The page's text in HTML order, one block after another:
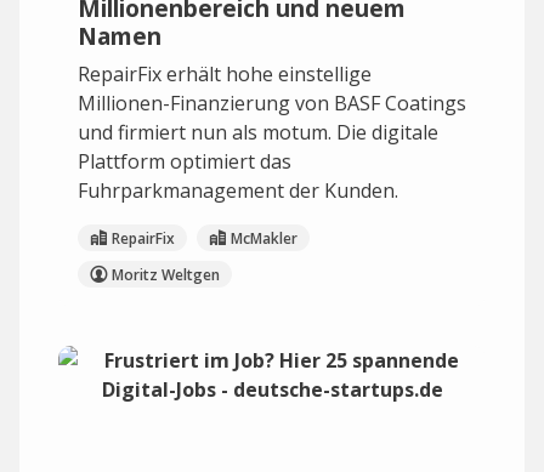
Millionenbereich und neuem
Namen
RepairFix erhält hohe einstellige
Millionen-Finanzierung von BASF Coatings
und firmiert nun als motum. Die digitale
Plattform optimiert das
Fuhrparkmanagement der Kunden.
RepairFix
McMakler
Moritz Weltgen